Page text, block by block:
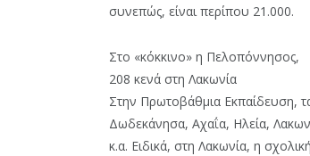
συνεπώς, είναι περίπου 21.000.
Στο «κόκκινο» η Πελοπόννησος,
208 κενά στη Λακωνία
Στην Πρωτοβάθμια Εκπαίδευση,
Δωδεκάνησα, Αχαΐα, Ηλεία,
κ.α. Ειδικά, στη Λακωνία, η